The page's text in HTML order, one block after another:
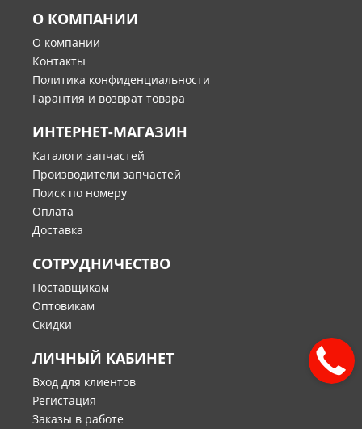
О КОМПАНИИ
О компании
Контакты
Политика конфиденциальности
Гарантия и возврат товара
ИНТЕРНЕТ-МАГАЗИН
Каталоги запчастей
Производители запчастей
Поиск по номеру
Оплата
Доставка
СОТРУДНИЧЕСТВО
Поставщикам
Оптовикам
Скидки
ЛИЧНЫЙ КАБИНЕТ
Вход для клиентов
Регистация
Заказы в работе